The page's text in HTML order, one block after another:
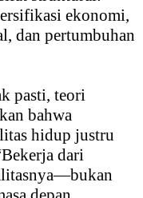
ekonomi,
dan pertumbuhan
pasti, teori
bahwa
hidup justru
dari